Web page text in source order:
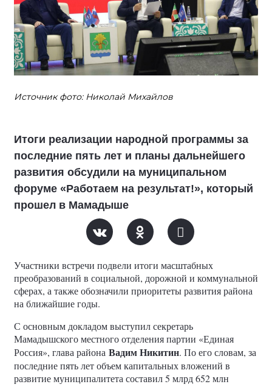
Источник фото: Николай Михайлов
Итоги реализации народной программы за
последние пять лет и планы дальнейшего
развития обсудили на муниципальном
форуме «Работаем на результат!», который
прошел в Мамадыше
Участники встречи подвели итоги масштабных
преобразований в социальной, дорожной и коммунальной
сферах, а также обозначили приоритеты развития района
на ближайшие годы.
С основным докладом выступил секретарь
Мамадышского местного отделения партии «Единая
Россия», глава района Вадим Никитин. По его словам, за
последние пять лет объем капитальных вложений в
развитие муниципалитета составил 5 млрд 652 млн